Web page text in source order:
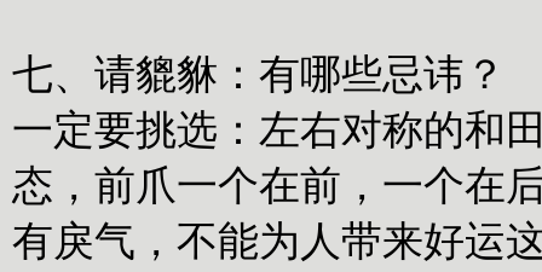
七、请貔貅：有哪些忌讳？
一定要挑选：左右对称的和
态，前爪一个在前，一个在
有戾气，不能为人带来好运